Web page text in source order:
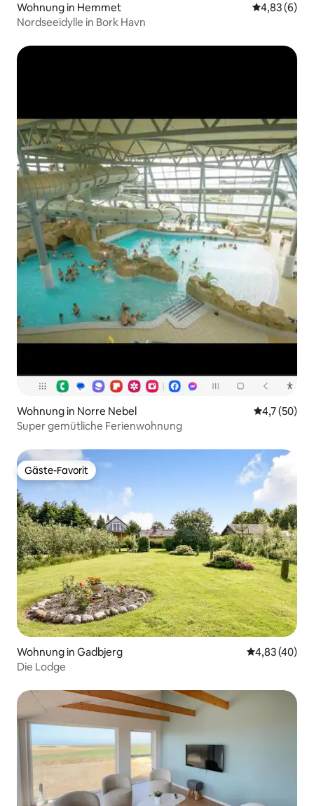
Wohnung in Hemmet
4,83 (6)
Nordseeidylle in Bork Havn
Wohnung in Norre Nebel
4,7 (50)
Super gemütliche Ferienwohnung
Gäste-Favorit
Gäste-Favorit
Wohnung in Gadbjerg
4,83 (40)
Die Lodge